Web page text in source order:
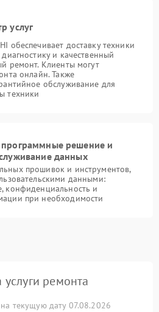
услуг
обеспечивает доставку техники
и качественный
ремонт. Клиенты могут
онлайн. Также
обслуживание для
техники
решение и
данных
прошивок и инструментов,
данными:
конфиденциальность и
при необходимости
ремонта
текущую дату 07.08.2026